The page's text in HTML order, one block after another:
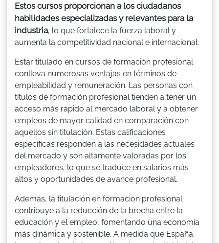
Estos cursos proporcionan a los ciudadanos
habilidades especializadas y relevantes para la
industria, lo que fortalece la fuerza laboral y
aumenta la competitividad nacional e internacional.
Estar titulado en cursos de formación profesional
conlleva numerosas ventajas en términos de
empleabilidad y remuneración. Las personas con
títulos de formación profesional tienden a tener un
acceso más rápido al mercado laboral y a obtener
empleos de mayor calidad en comparación con
aquellos sin titulación. Estas calificaciones
específicas responden a las necesidades actuales
del mercado y son altamente valoradas por los
empleadores, lo que se traduce en salarios más
altos y oportunidades de avance profesional.
Además, la titulación en formación profesional
contribuye a la reducción de la brecha entre la
educación y el empleo, fomentando una economía
más dinámica y sostenible. A medida que España